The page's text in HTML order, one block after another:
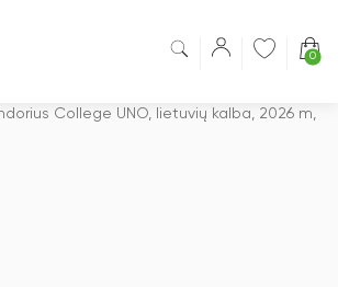
0
College UNO, lietuvių kalba, 2026 m,